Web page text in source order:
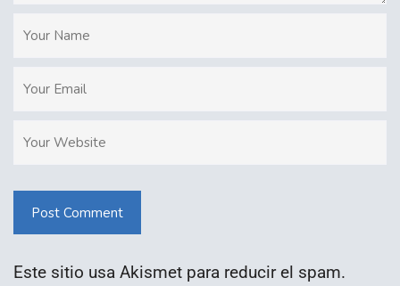
Post Comment
Este sitio usa Akismet para reducir el spam.